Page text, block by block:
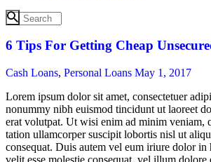
6 Tips For Getting Cheap
Cash Loans, Personal Loans May 1, 2017
Lorem ipsum dolor sit amet, consectetuer
nonummy nibh euismod tincidunt ut laoreet
erat volutpat. Ut wisi enim ad minim veniam,
tation ullamcorper suscipit lobortis nisl ut
consequat. Duis autem vel eum iriure dolor